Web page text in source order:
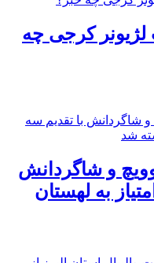
لژیونر کرجی چه
و شاگردانش
به لهستان